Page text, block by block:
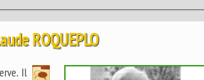
ROQUEPLO
Il